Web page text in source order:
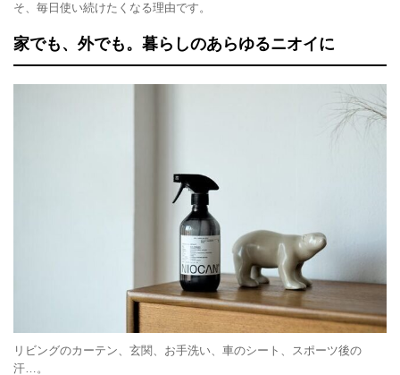
そ、毎日使い続けたくなる理由です。
家でも、外でも。暮らしのあらゆるニオイに
リビングのカーテン、玄関、お手洗い、車のシート、スポーツ後の
汗…。